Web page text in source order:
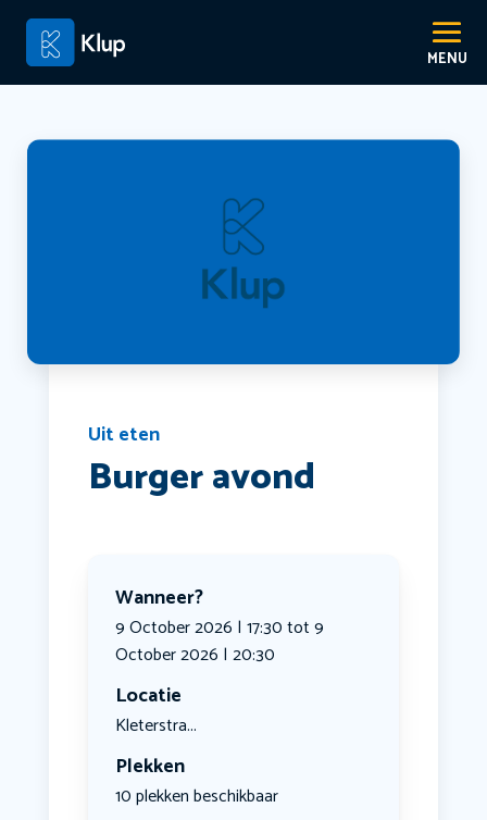
Uit eten
Burger avond
Wanneer?
9 October 2026 | 17:30 tot 9
October 2026 | 20:30
Locatie
Kleterstra...
Plekken
10 plekken beschikbaar